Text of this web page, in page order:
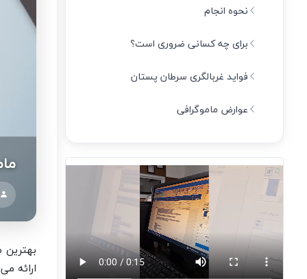
ارائه
نحوه انجام
برای چه کسانی ضروری است؟
فواید غربالگری سرطان پستان
عوارض ماموگرافی